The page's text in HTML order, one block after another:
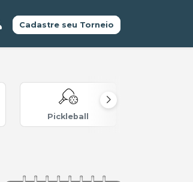
Cadastre seu Torneio
Pickleball